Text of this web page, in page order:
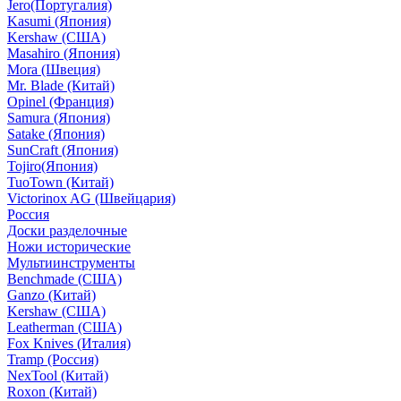
Jero(Португалия)
Kasumi (Япония)
Kershaw (США)
Masahiro (Япония)
Mora (Швеция)
Mr. Blade (Китай)
Opinel (Франция)
Samura (Япония)
Satake (Япония)
SunCraft (Япония)
Tojiro(Япония)
TuoTown (Китай)
Victorinox AG (Швейцария)
Россия
Доски разделочные
Ножи исторические
Мультиинструменты
Benchmade (США)
Ganzo (Китай)
Kershaw (США)
Leatherman (США)
Fox Knives (Италия)
Tramp (Россия)
NexTool (Китай)
Roxon (Китай)